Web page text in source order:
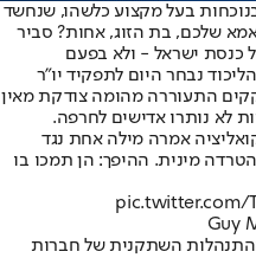
בעל מקצוע כלשהו, שנחשד
שלכם, בת הזוג, אחות? סביר
כנסת ישראל - ולא בפעם
נבחר היום לתפקיד יו"ר
התעוררה מהומה צודקת מאין
לא נותרו אדישים לחרפה.
אמרה מילה אחת נגד
מינית. ההיפך: הן תמכו בו
pic.twitter.com/
השתקנית של חברות